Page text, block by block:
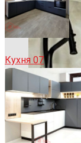
Кухня 07